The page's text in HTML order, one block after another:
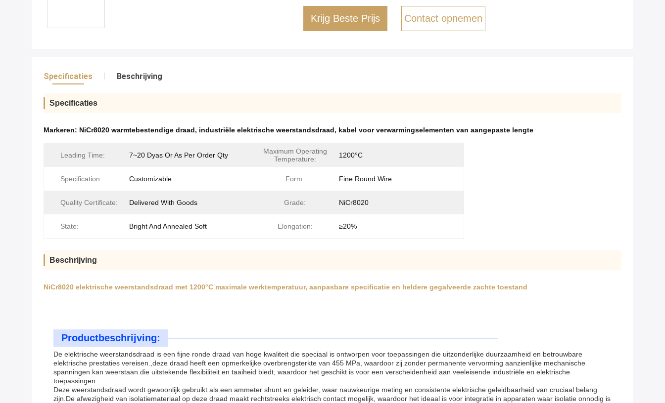
Krijg Beste Prijs Contact opnemen
Specificaties Beschrijving
Specificaties
Markeren: NiCr8020 warmtebestendige draad, industriële elektrische weerstandsdraad, kabel voor verwarmingselementen van aangepaste lengte
Leading Time: 7~20 Dyas Or As Per Order Qty
Maximum Operating
Temperature:
1200°C
Specification: Customizable Form: Fine Round Wire
Quality Certificate: Delivered With Goods Grade: NiCr8020
State: Bright And Annealed Soft Elongation: ≥20%
Beschrijving
NiCr8020 elektrische weerstandsdraad met 1200°C maximale werktemperatuur, aanpasbare specificatie en heldere gegalveerde zachte toestand
Productbeschrijving:
De elektrische weerstandsdraad is een fijne ronde draad van hoge kwaliteit die speciaal is ontworpen voor toepassingen die uitzonderlijke duurzaamheid en betrouwbare
elektrische prestaties vereisen.,deze draad heeft een opmerkelijke overbrengsterkte van 455 MPa, waardoor zij zonder permanente vervorming aanzienlijke mechanische
spanningen kan weerstaan.die uitstekende flexibiliteit en taaiheid biedt, waardoor het geschikt is voor een verscheidenheid aan veeleisende industriële en elektrische
toepassingen.
Deze weerstandsdraad wordt gewoonlijk gebruikt als een ammeter shunt en geleider, waar nauwkeurige meting en consistente elektrische geleidbaarheid van cruciaal belang
zijn.De afwezigheid van isolatiemateriaal op deze draad maakt rechtstreeks elektrisch contact mogelijk, waardoor het ideaal is voor integratie in apparaten waar isolatie onnodig is